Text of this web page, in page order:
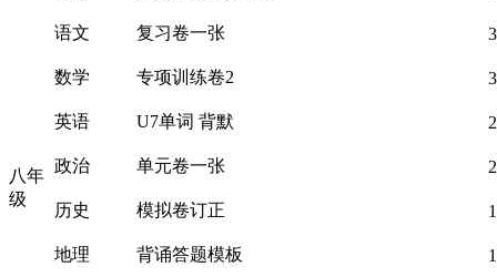
八年
级
语文 复习卷一张
数学 专项训练卷2
英语 U7单词 背默
政治 单元卷一张
历史 模拟卷订正
地理 背诵答题模板